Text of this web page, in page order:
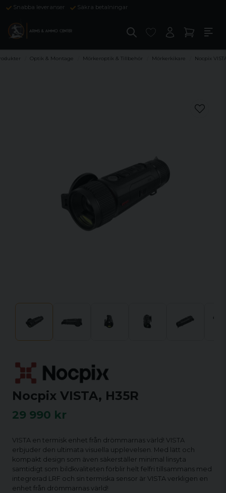
Snabba leveranser Säkra betalningar
Optik & Montage Mörkeroptik & Tillbehör Mörkerkikare Nocpix
Nocpix VISTA, H35R
29 990 kr
VISTA en termisk enhet från drömmarnas värld! VISTA
erbjuder den ultimata visuella upplevelsen. Med lätt och
kompakt design som även säkerställer minimal linsyta
samtidigt som bildkvaliteten förblir helt felfri tillsammans med
integrerad LRF och sin termiska sensor är VISTA verkligen en
enhet från drömmarnas värld!